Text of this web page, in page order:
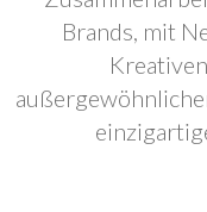
Brands, mit